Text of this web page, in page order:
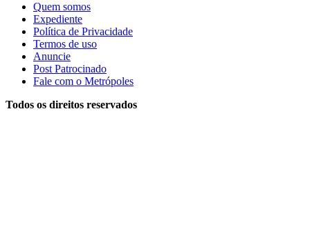
Quem somos
Expediente
Política de Privacidade
Termos de uso
Anuncie
Post Patrocinado
Fale com o Metrópoles
Todos os direitos reservados